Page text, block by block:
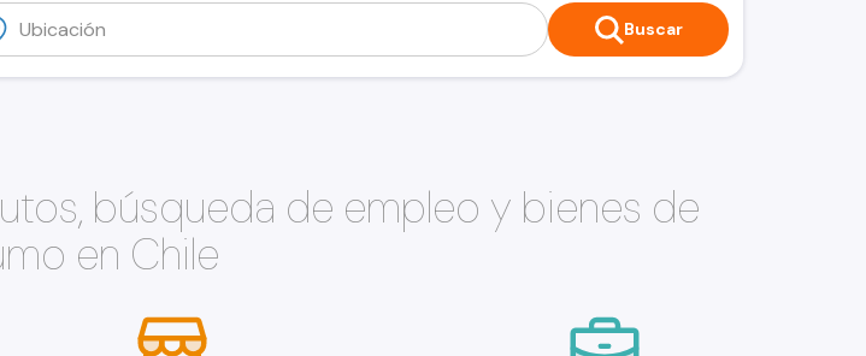
Buscar
búsqueda de empleo y bienes de
en Chile